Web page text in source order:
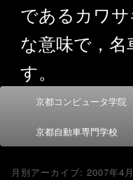
であるカワ
な意味で，
す。
メ
メ
イ
ン
サ
ブ
コ
京都コンピュータ学院
京都自動車専門学校
月別アーカイブ:2007年4月